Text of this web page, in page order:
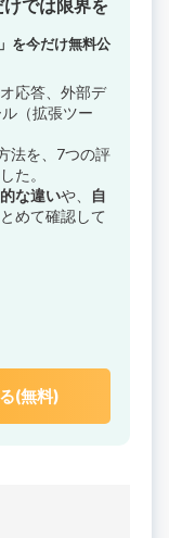
では限界を
を今だけ無料公
応答、外部デ
（拡張ツー
法を、7つの評
た。
な違いや、
自
めて確認して
(無料)